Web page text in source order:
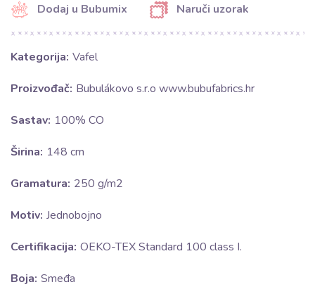
Dodaj u Bubumix
Naruči uzorak
Kategorija: Vafel
Proizvođač: Bubulákovo s.r.o www.bubufabrics.hr
Sastav: 100% CO
Širina: 148 cm
Gramatura: 250 g/m2
Motiv: Jednobojno
Certifikacija: OEKO-TEX Standard 100 class I.
Boja: Smeđa